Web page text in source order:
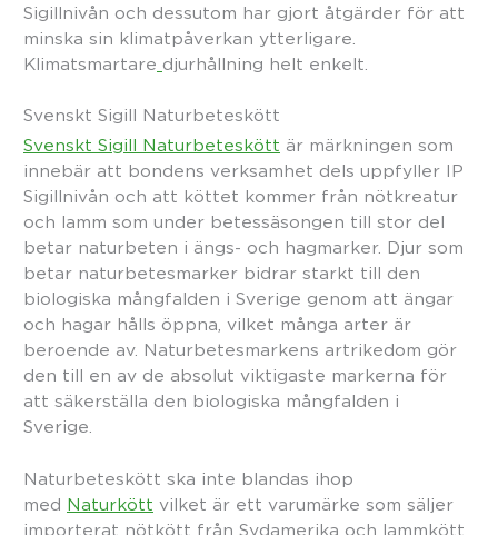
Sigillnivån och dessutom har gjort åtgärder för att
minska sin klimatpåverkan ytterligare.
Klimatsmartare djurhållning helt enkelt.
Svenskt Sigill Naturbeteskött
Svenskt Sigill Naturbeteskött är märkningen som
innebär att bondens verksamhet dels uppfyller IP
Sigillnivån och att köttet kommer från nötkreatur
och lamm som under betes­säsongen till stor del
betar naturbeten i ängs- och hagmarker. Djur som
betar naturbetesmarker bidrar starkt till den
biologiska mångfalden i Sverige genom att ängar
och hagar hålls öppna, vilket många arter är
beroende av. Naturbetesmarkens artrikedom gör
den till en av de absolut viktigaste markerna för
att säkerställa den biologiska mångfalden i
Sverige.
Naturbeteskött ska inte blandas ihop
med Naturkött vilket är ett varumärke som säljer
importerat nötkött från Sydamerika och lammkött